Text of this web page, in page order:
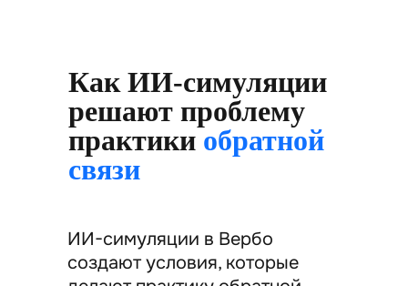
Как ИИ-симуляции
решают проблему
практики обратной
связи
ИИ-симуляции в Вербо
создают условия, которые